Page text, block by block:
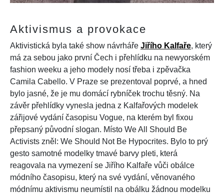
Aktivismus a provokace
Aktivistická byla také show návrháře Jiřího Kalfaře, který
má za sebou jako první Čech i přehlídku na newyorském
fashion weeku a jeho modely nosí třeba i zpěvačka
Camila Cabello. V Praze se prezentoval poprvé, a hned
bylo jasné, že je mu domácí rybníček trochu těsný. Na
závěr přehlídky vynesla jedna z Kalfařových modelek
zářijové vydání časopisu Vogue, na kterém byl fixou
přepsaný původní slogan. Místo We All Should Be
Activists zněl: We Should Not Be Hypocrites. Bylo to prý
gesto samotné modelky tmavé barvy pleti, která
reagovala na vymezení se Jiřího Kalfaře vůči obálce
módního časopisu, který na své vydání, věnovaného
módnímu aktivismu neumístil na obálku žádnou modelku